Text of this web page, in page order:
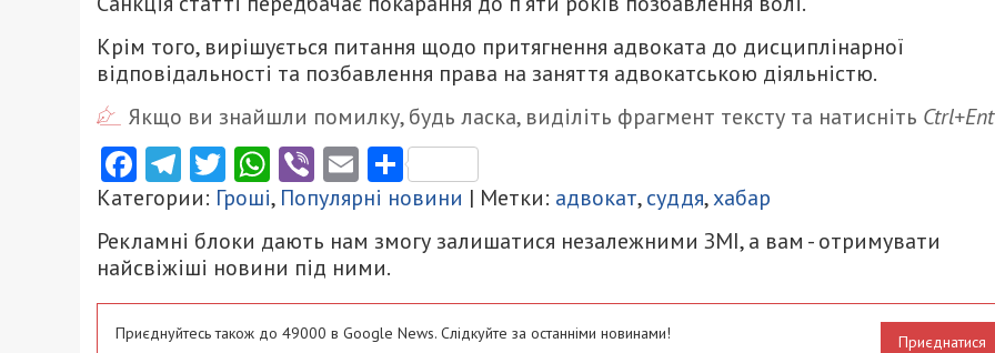
Крім того, вирішується питання щодо притягнення адвоката до дисциплінарної
відповідальності та позбавлення права на заняття адвокатською діяльністю.
Якщо ви знайшли помилку, будь ласка, виділіть фрагмент тексту та натисніть
Facebook
Telegram
Twitter
WhatsApp
ViberEmailПоділитися
Категории: Гроші, Популярні новини | Метки: адвокат,суддя,хабар
Рекламні блоки дають нам змогу залишатися незалежними ЗМІ, а вам - отримувати
найсвіжіші новини під ними.
Приєднуйтесь також до 49000 в Google News. Слідкуйте за останніми новинами! Приєднатися